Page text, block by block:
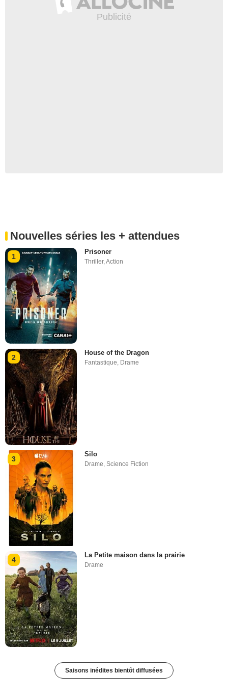
Nouvelles séries les + attendues
1
Prisoner
Thriller,Action
2
House of the Dragon
Fantastique, Drame
3
Silo
Drame ,Science Fiction
4
La Petite maison dans la prairie
Drame
Saisons inédites bientôt diffusées